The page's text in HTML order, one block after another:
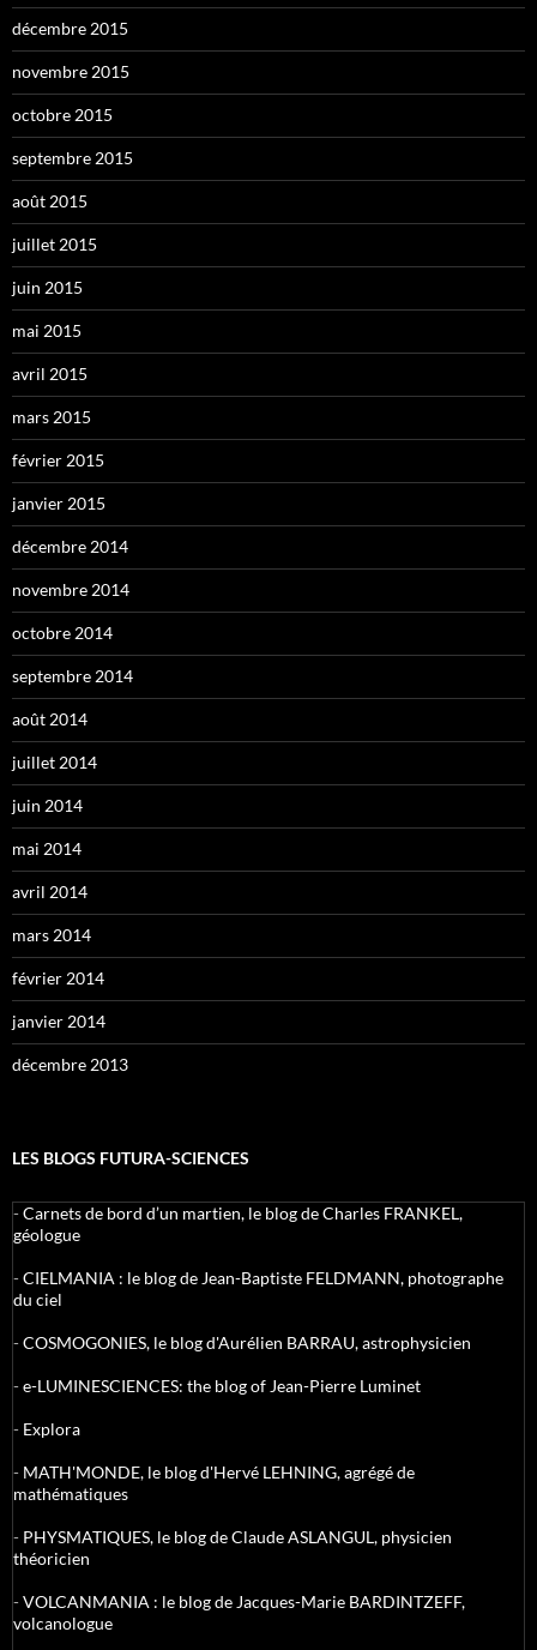
décembre 2015
novembre 2015
octobre 2015
septembre 2015
août 2015
juillet 2015
juin 2015
mai 2015
avril 2015
mars 2015
février 2015
janvier 2015
décembre 2014
novembre 2014
octobre 2014
septembre 2014
août 2014
juillet 2014
juin 2014
mai 2014
avril 2014
mars 2014
février 2014
janvier 2014
décembre 2013
LES BLOGS FUTURA-SCIENCES
-Carnets de bord d’un martien, le blog de Charles FRANKEL,
géologue
-CIELMANIA : le blog de Jean-Baptiste FELDMANN, photographe
du ciel
-COSMOGONIES, le blog d'Aurélien BARRAU, astrophysicien
-e-LUMINESCIENCES: the blog of Jean-Pierre Luminet
- Explora
- MATH'MONDE, le blog d'Hervé LEHNING, agrégé de
mathématiques
- PHYSMATIQUES, le blog de Claude ASLANGUL, physicien
théoricien
-VOLCANMANIA : le blog de Jacques-Marie BARDINTZEFF,
volcanologue